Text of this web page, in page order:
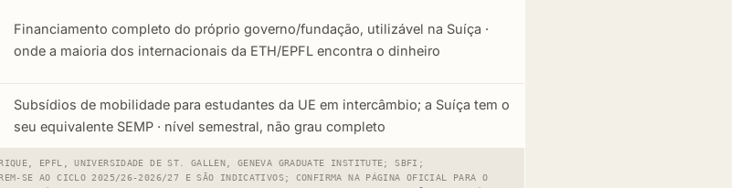
Financiamento completo do próprio governo/fundação, utilizável na Suíça ·
onde a maioria dos internacionais da ETH/EPFL encontra o dinheiro
Subsídios de mobilidade para estudantes da UE em intercâmbio; a Suíça tem o
seu equivalente SEMP · nível semestral, não grau completo
EPFL, UNIVERSIDADE DE ST. GALLEN, GENEVA GRADUATE INSTITUTE; SBFI;
SE AO CICLO 2025/26-2026/27 E SÃO INDICATIVOS; CONFIRMA NA PÁGINA OFICIAL PARA O